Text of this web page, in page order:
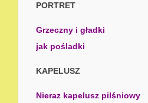
PORTRET
Grzeczny i gładki
jak pośladki
KAPELUSZ
Nieraz kapelusz pilśniowy